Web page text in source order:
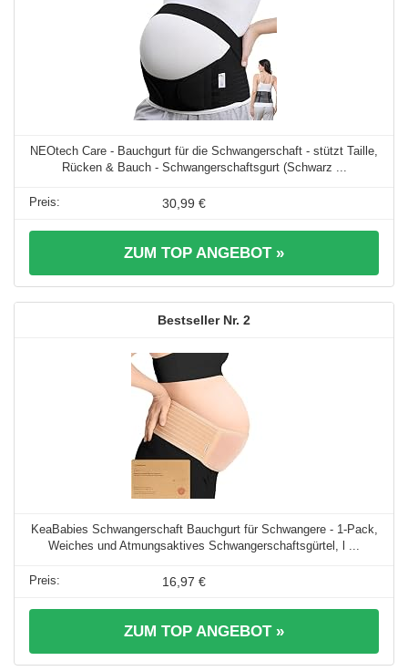
NEOtech Care - Bauchgurt für die Schwangerschaft - stützt Taille,
Rücken & Bauch - Schwangerschaftsgurt (Schwarz ...
30,99 €
ZUM TOP ANGEBOT »
2
KeaBabies Schwangerschaft Bauchgurt für Schwangere - 1-Pack,
Weiches und Atmungsaktives Schwangerschaftsgürtel, l ...
16,97 €
ZUM TOP ANGEBOT »